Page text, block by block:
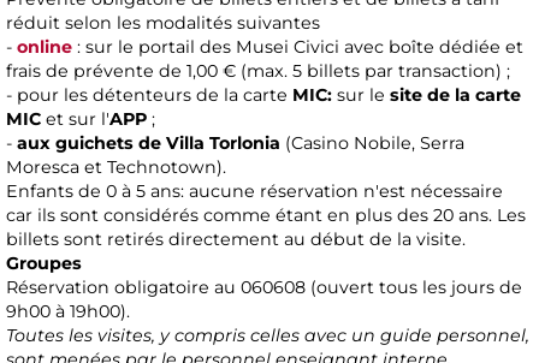
réduit selon les modalités suivantes
- online : sur le portail des Musei Civici avec boîte dédiée et
frais de prévente de 1,00 € (max. 5 billets par transaction) ;
- pour les détenteurs de la carte MIC: sur le site de la carte
MIC et sur l'APP ;
- aux guichets de Villa Torlonia (Casino Nobile, Serra
Moresca et Technotown).
Enfants de 0 à 5 ans: aucune réservation n'est nécessaire
car ils sont considérés comme étant en plus des 20 ans. Les
billets sont retirés directement au début de la visite.
Groupes
Réservation obligatoire au 060608 (ouvert tous les jours de
9h00 à 19h00).
Toutes les visites, y compris celles avec un guide personnel,